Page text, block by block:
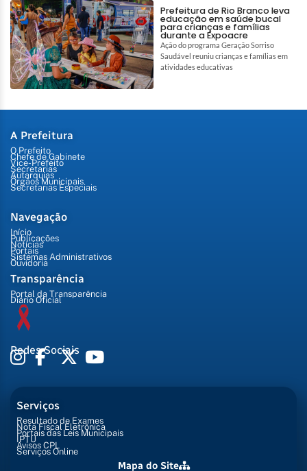
Prefeitura de Rio Branco leva
educação em saúde bucal
para crianças e famílias
durante a Expoacre
Ação do programa Geração Sorriso
Saudável reuniu crianças e famílias em
atividades educativas
A Prefeitura
O Prefeito
Chefe de Gabinete
Vice-Prefeito
Secretarias
Autarquias
Órgãos Municipais
Secretarias Especiais
Navegação
Início
Publicações
Notícias
Portais
Sistemas Administrativos
Ouvidoria
Transparência
Portal da Transparência
Diário Oficial
Redes Sociais
Serviços
Resultado de Exames
Nota Fiscal Eletrônica
Portais das Leis Municipais
IPTU
Avisos CPL
Serviços Online
Mapa do Site